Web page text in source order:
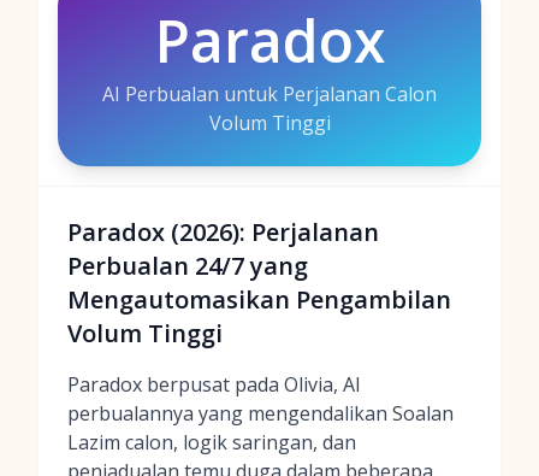
Paradox
AI Perbualan untuk Perjalanan Calon
Volum Tinggi
Paradox (2026): Perjalanan
Perbualan 24/7 yang
Mengautomasikan Pengambilan
Volum Tinggi
Paradox berpusat pada Olivia, AI
perbualannya yang mengendalikan Soalan
Lazim calon, logik saringan, dan